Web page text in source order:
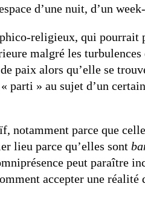
d’une nuit, d’un
religieux, qui pourrait
malgré les
paix alors qu’elle se
parti » au sujet d’un
notamment parce que
lieu parce qu’elles sont
peut paraître
accepter une réalité